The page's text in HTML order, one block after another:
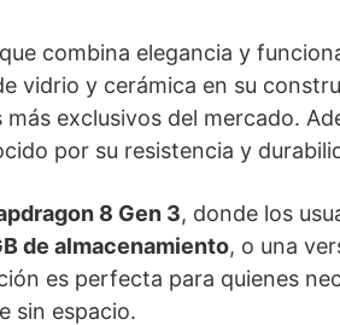
combina elegancia y
vidrio y cerámica en su
exclusivos del mercado.
por su resistencia y
8 Gen 3, donde los
de almacenamiento, o una
es perfecta para quienes
sin espacio.